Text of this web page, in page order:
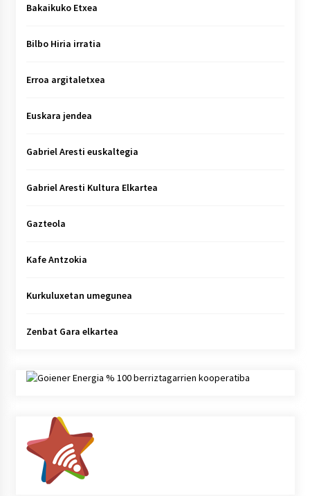
Bakaikuko Etxea
Bilbo Hiria irratia
Erroa argitaletxea
Euskara jendea
Gabriel Aresti euskaltegia
Gabriel Aresti Kultura Elkartea
Gazteola
Kafe Antzokia
Kurkuluxetan umegunea
Zenbat Gara elkartea